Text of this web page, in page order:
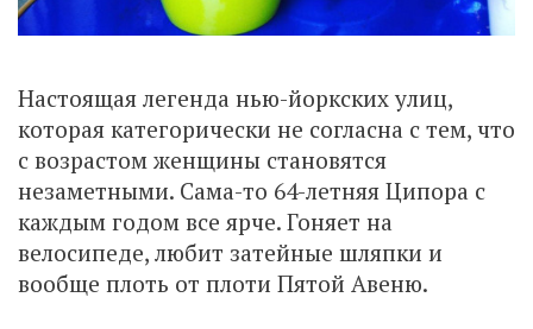
Настоящая легенда нью-йоркских улиц,
которая категорически не согласна с тем, что
с возрастом женщины становятся
незаметными. Сама-то 64-летняя Ципора с
каждым годом все ярче. Гоняет на
велосипеде, любит затейные шляпки и
вообще плоть от плоти Пятой Авеню.